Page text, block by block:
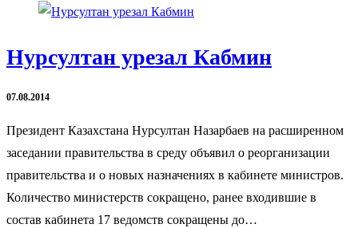
Нурсултан урезал Кабмин
07.08.2014
Президент Казахстана Нурсултан Назарбаев на расширенном
заседании правительства в среду объявил о реорганизации
правительства и о новых назначениях в кабинете министров.
Количество министерств сокращено, ранее входившие в
состав кабинета 17 ведомств сокращены до…